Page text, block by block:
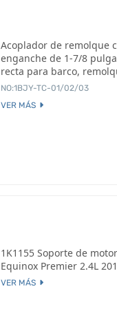
Acoplador de remolque
enganche de 1-7/8
recta para barco,
NO:1BJY-TC-01/02/03
VER MÁS
1K1155 Soporte de
Equinox Premier 2.4L
VER MÁS